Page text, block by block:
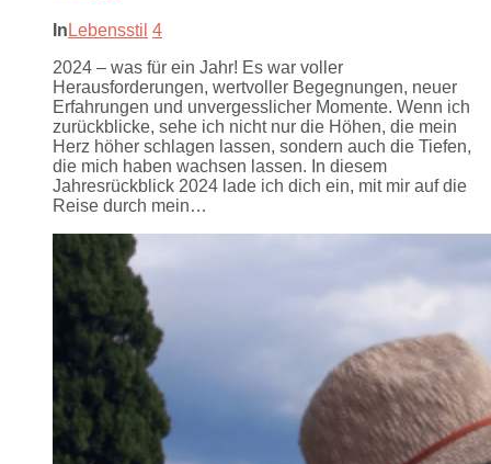
In Lebensstil 4
2024 – was für ein Jahr! Es war voller
Herausforderungen, wertvoller Begegnungen, neuer
Erfahrungen und unvergesslicher Momente. Wenn ich
zurückblicke, sehe ich nicht nur die Höhen, die mein
Herz höher schlagen lassen, sondern auch die Tiefen,
die mich haben wachsen lassen. In diesem
Jahresrückblick 2024 lade ich dich ein, mit mir auf die
Reise durch mein…